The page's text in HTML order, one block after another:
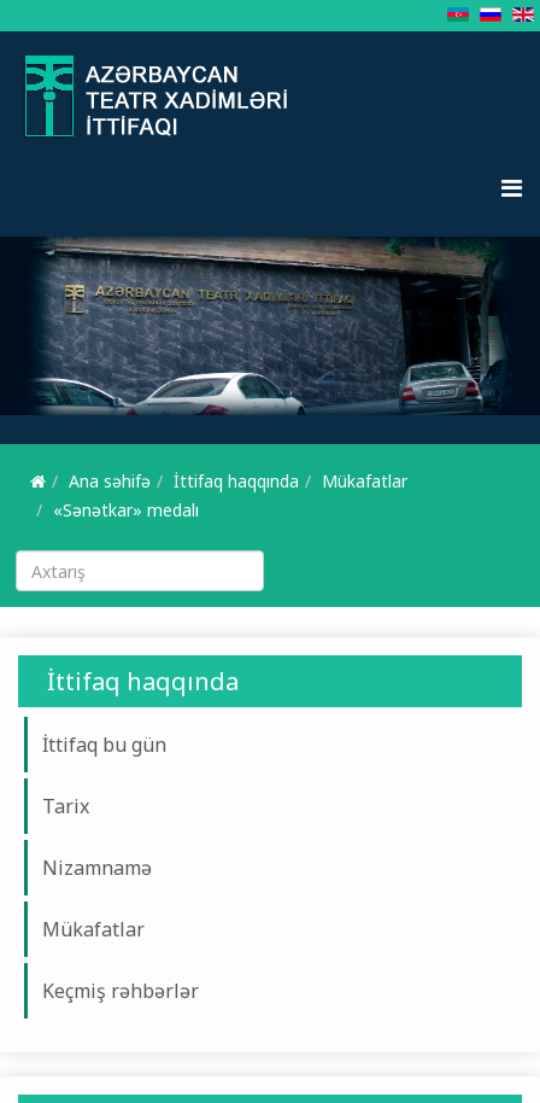
Ana səhifə İttifaq haqqında
Mükafatlar
«Sənətkar» medalı
İttifaq haqqında
İttifaq bu gün
Tarix
Nizamnamə
Mükafatlar
Keçmiş rəhbərlər